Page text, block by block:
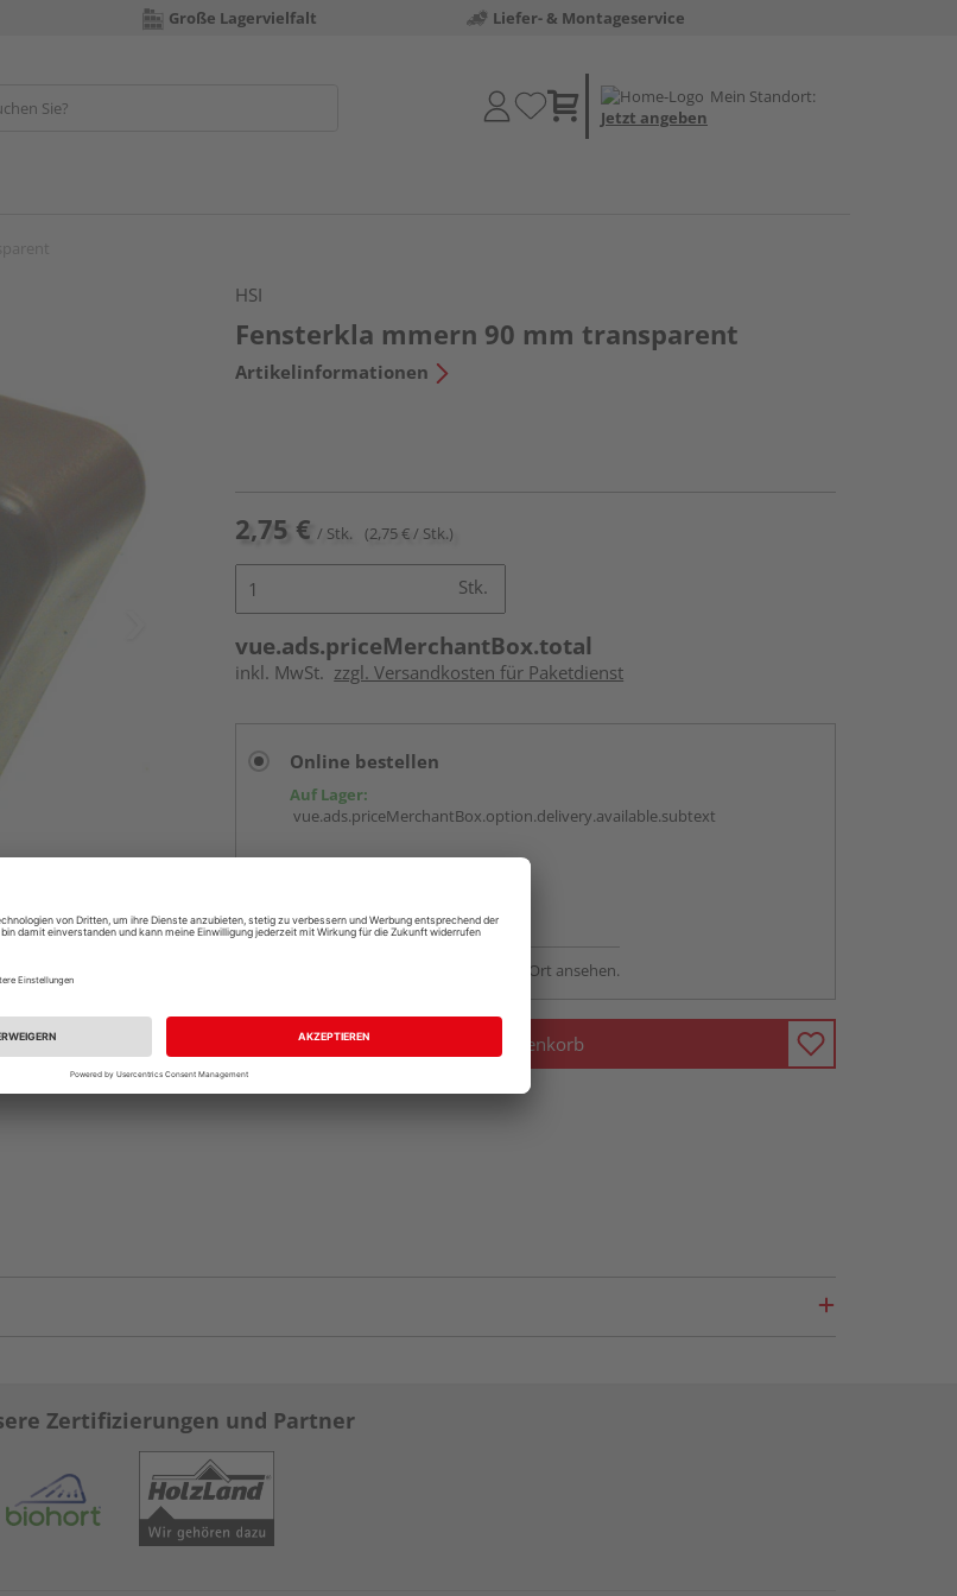
Große Lagervielfalt Liefer- & Montageservice
Mein Standort:
Jetzt angeben
HSI
Fensterkla mmern 90 mm transparent
Artikelinformationen
2,75 € / Stk. (2,75 € / Stk.)
Stk.
vue.ads.priceMerchantBox.total
inkl. MwSt. zzgl. Versandkosten für Paketdienst
Online bestellen
Auf Lager:
vue.ads.priceMerchantBox.option.delivery.available.subtext
Auf Lager:Abholung möglich
Verfügbar in der Ausstellung - vor Ort ansehen.
In den Warenkorb
Zertifizierungen und Partner